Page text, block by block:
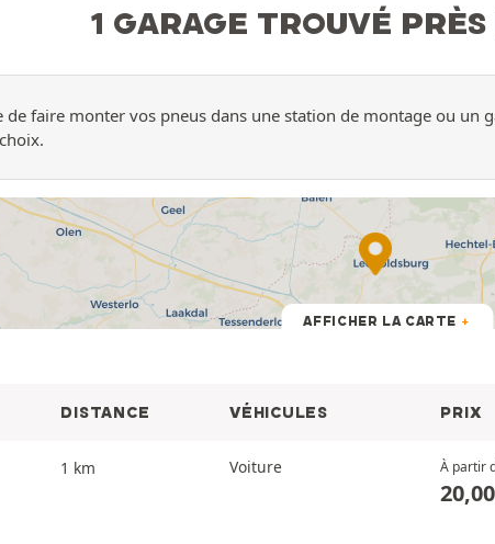
1 GARAGE TROUVÉ
faire monter vos pneus dans une station de montage ou un
AFFICHER LA CARTE
DISTANCE VÉHICULES PRIX
1 km Voiture À partir
20,00